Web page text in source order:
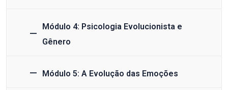
Módulo 4: Psicologia Evolucionista e
Gênero
Módulo 5: A Evolução das Emoções